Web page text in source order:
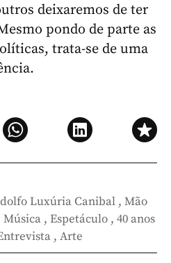
deixaremos de ter
pondo de parte as
trata-se de uma
Luxúria Canibal , Mão
Música , Espetáculo , 40 anos
, Arte